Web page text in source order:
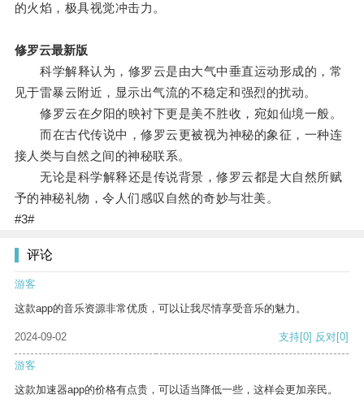
的火焰，极具视觉冲击力。
修罗云最新版
科学解释认为，修罗云是由大气中垂直运动形成的，常
见于雷暴云附近，显示出气流的不稳定和强烈的扰动。
修罗云在夕阳的映衬下更是美不胜收，宛如仙境一般。
而在古代传说中，修罗云更被视为神秘的象征，一种连
接人类与自然之间的神秘联系。
无论是科学解释还是传说背景，修罗云都是大自然所赋
予的神秘礼物，令人们感叹自然的奇妙与壮美。
#3#
评论
游客
这款app的音乐资源非常优质，可以让我尽情享受音乐的魅力。
2024-09-02 支持[0] 反对[0]
游客
这款加速器app的价格有点贵，可以适当降低一些，这样会更加亲民。